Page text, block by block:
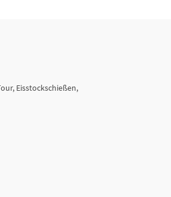
Eisstockschießen,